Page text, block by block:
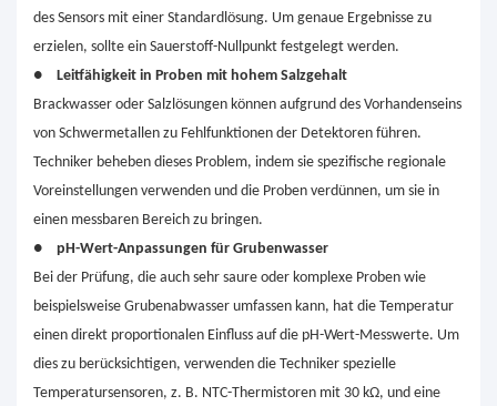
des Sensors mit einer Standardlösung. Um genaue Ergebnisse zu
erzielen, sollte ein Sauerstoff-Nullpunkt festgelegt werden.
●
Leitfähigkeit in Proben mit hohem Salzgehalt
Brackwasser oder Salzlösungen können aufgrund des Vorhandenseins
von Schwermetallen zu Fehlfunktionen der Detektoren führen.
Techniker beheben dieses Problem, indem sie spezifische regionale
Voreinstellungen verwenden und die Proben verdünnen, um sie in
einen messbaren Bereich zu bringen.
●
pH-Wert-Anpassungen für Grubenwasser
Bei der Prüfung, die auch sehr saure oder komplexe Proben wie
beispielsweise Grubenabwasser umfassen kann, hat die Temperatur
einen direkt proportionalen Einfluss auf die pH-Wert-Messwerte. Um
dies zu berücksichtigen, verwenden die Techniker spezielle
Temperatursensoren, z. B. NTC-Thermistoren mit 30 kΩ, und eine